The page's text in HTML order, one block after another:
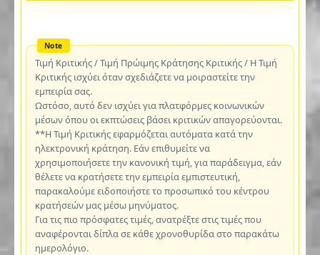
Τιμή Κριτικής / Τιμή Πρώιμης Κράτησης Κριτικής / Η Τιμή
Κριτικής ισχύει όταν σχεδιάζετε να μοιραστείτε την
εμπειρία σας.
Ωστόσο, αυτό δεν ισχύει για πλατφόρμες κοινωνικών
μέσων όπου οι εκπτώσεις βάσει κριτικών απαγορεύονται.
**Η Τιμή Κριτικής εφαρμόζεται αυτόματα κατά την
ηλεκτρονική κράτηση. Εάν επιθυμείτε να
χρησιμοποιήσετε την κανονική τιμή, για παράδειγμα, εάν
θέλετε να κρατήσετε την εμπειρία εμπιστευτική,
παρακαλούμε ειδοποιήστε το προσωπικό του κέντρου
κρατήσεών μας μέσω μηνύματος.
Για τις πιο πρόσφατες τιμές, ανατρέξτε στις τιμές που
αναφέρονται δίπλα σε κάθε χρονοθυρίδα στο παρακάτω
ημερολόγιο.